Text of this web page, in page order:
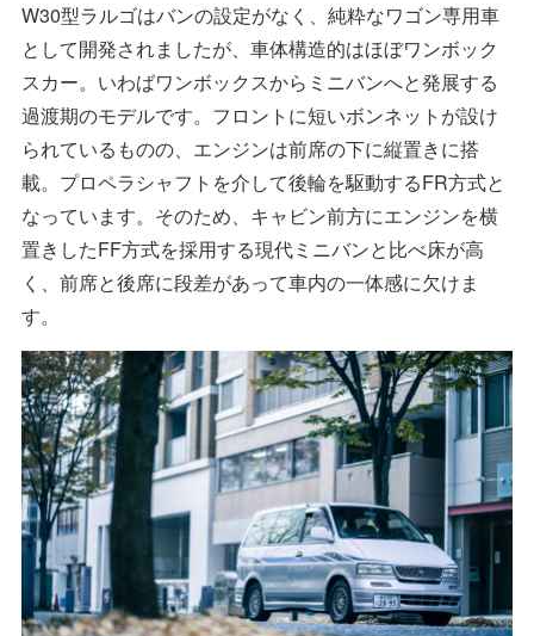
W30型ラルゴはバンの設定がなく、純粋なワゴン専用車
として開発されましたが、車体構造的はほぼワンボック
スカー。いわばワンボックスからミニバンへと発展する
過渡期のモデルです。フロントに短いボンネットが設け
られているものの、エンジンは前席の下に縦置きに搭
載。プロペラシャフトを介して後輪を駆動するFR方式と
なっています。そのため、キャビン前方にエンジンを横
置きしたFF方式を採用する現代ミニバンと比べ床が高
く、前席と後席に段差があって車内の一体感に欠けま
す。